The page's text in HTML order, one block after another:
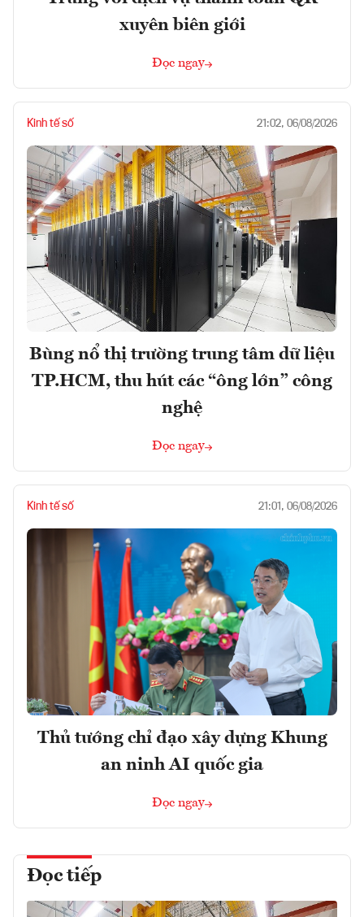
xuyên biên giới
Đọc ngay
Kinh tế số 21:02, 06/08/2026
Bùng nổ thị trường trung tâm dữ liệu
TP.HCM, thu hút các “ông lớn” công
nghệ
Đọc ngay
Kinh tế số 21:01, 06/08/2026
Thủ tướng chỉ đạo xây dựng Khung
an ninh AI quốc gia
Đọc ngay
Đọc tiếp